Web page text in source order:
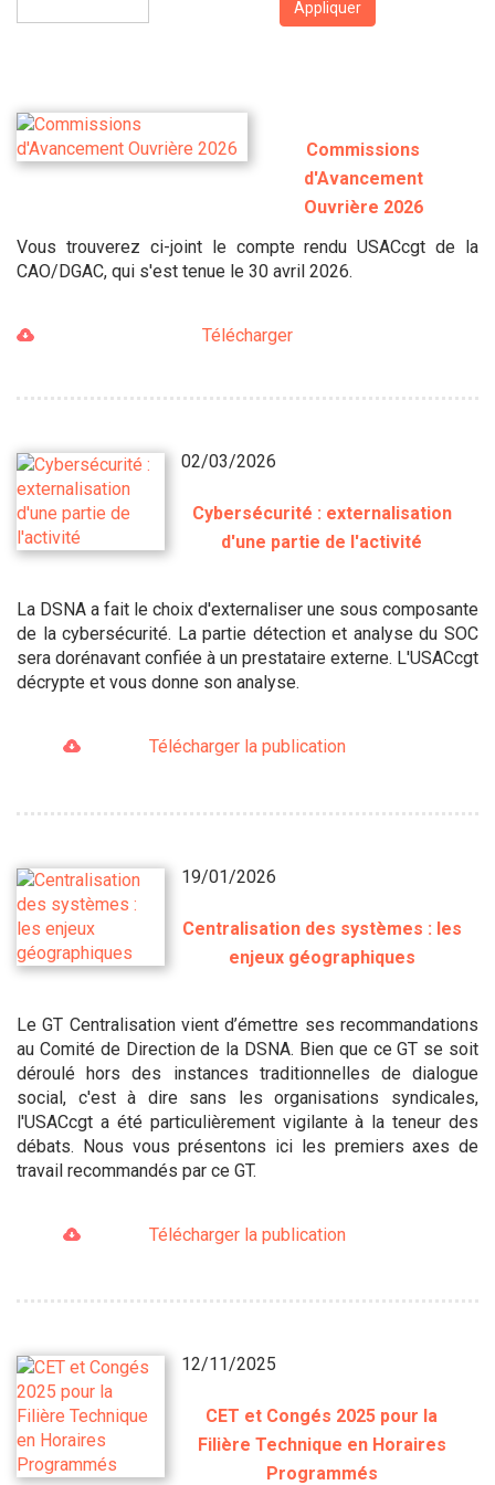
Appliquer
Commissions
d'Avancement
Ouvrière 2026
Vous trouverez ci-joint le compte rendu USACcgt de la
CAO/DGAC, qui s'est tenue le 30 avril 2026.
Télécharger
02/03/2026
Cybersécurité : externalisation
d'une partie de l'activité
La DSNA a fait le choix d'externaliser une sous composante
de la cybersécurité. La partie détection et analyse du SOC
sera dorénavant confiée à un prestataire externe. L'USACcgt
décrypte et vous donne son analyse.
Télécharger la publication
19/01/2026
Centralisation des systèmes : les
enjeux géographiques
Le GT Centralisation vient d’émettre ses recommandations
au Comité de Direction de la DSNA. Bien que ce GT se soit
déroulé hors des instances traditionnelles de dialogue
social, c'est à dire sans les organisations syndicales,
l'USACcgt a été particulièrement vigilante à la teneur des
débats. Nous vous présentons ici les premiers axes de
travail recommandés par ce GT.
Télécharger la publication
12/11/2025
CET et Congés 2025 pour la
Filière Technique en Horaires
Programmés